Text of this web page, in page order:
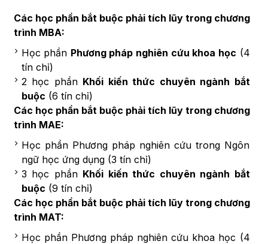
Các học phần bắt buộc phải tích lũy trong chương
trình MBA:
Học phần Phương pháp nghiên cứu khoa học (4
tín chỉ)
2 học phần Khối kiến thức chuyên ngành bắt
buộc (6 tín chỉ)
Các học phần bắt buộc phải tích lũy trong chương
trình MAE:
Học phần Phương pháp nghiên cứu trong Ngôn
ngữ học ứng dụng (3 tín chỉ)
3 học phần Khối kiến thức chuyên ngành bắt
buộc (9 tín chỉ)
Các học phần bắt buộc phải tích lũy trong chương
trình MAT:
Học phần Phương pháp nghiên cứu khoa học (4